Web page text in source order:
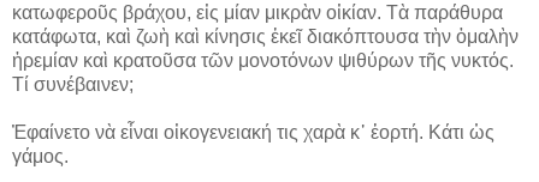
κατωφεροῦς βράχου, εἰς μίαν μικρὰν οἰκίαν. Τὰ παράθυρα
κατάφωτα, καὶ ζωὴ καὶ κίνησις ἐκεῖ διακόπτουσα τὴν ὁμαλὴν
ἠρεμίαν καὶ κρατοῦσα τῶν μονοτόνων ψιθύρων τῆς νυκτός.
Τί συνέβαινεν;
Ἐφαίνετο νὰ εἶναι οἰκογενειακή τις χαρὰ κ᾽ ἑορτή. Κάτι ὡς
γάμος.